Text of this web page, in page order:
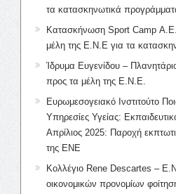
τα κατασκηνωτικά
Κατασκήνωση Sport Camp Α.Ε.:
μέλη της Ε.Ν.Ε για τα
Ίδρυμα Ευγενίδου –
προς τα μέλη της Ε.Ν.Ε.
Ευρωμεσογειακό Ινστιτούτο
Υπηρεσίες Υγείας:
Απρίλιος 2025: Παροχή
της ΕΝΕ
Κολλέγιο Rene Descartes –
οικονομικών προνομίων